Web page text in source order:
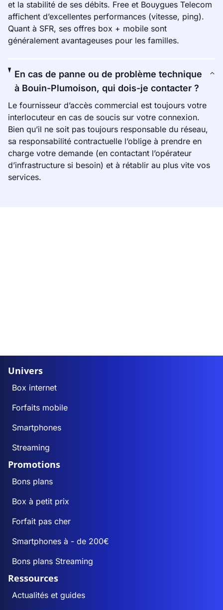
et la stabilité de ses débits. Free et Bouygues Telecom
affichent d’excellentes performances (vitesse, ping).
Quant à SFR, ses offres box + mobile sont
généralement avantageuses pour les familles.
En cas de panne ou de problème technique
à Bouin-Plumoison, qui dois-je contacter ?
Le fournisseur d’accès commercial est toujours votre
interlocuteur en cas de soucis sur votre connexion.
Bien qu’il ne soit pas toujours responsable du réseau,
sa responsabilité contractuelle l’oblige à prendre en
charge votre demande (en contactant l’opérateur
d’infrastructure si besoin) et à rétablir au plus vite vos
services.
Univers
Box internet
Forfaits mobile
Smartphones
Streaming
Promotions
Bons plans
Box à petit prix
Forfait pas cher
Smartphones à - de 200€
Bons plans Streaming
Ressources
Actualités et guides